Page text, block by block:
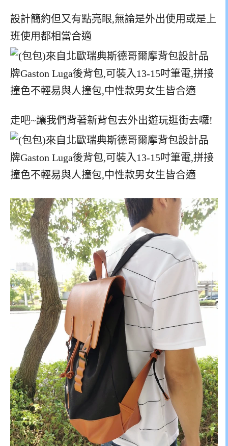
設計簡約但又有點亮眼,無論是外出使用或是上
班使用都相當合適
走吧~讓我們背著新背包去外出遊玩逛街去囉!